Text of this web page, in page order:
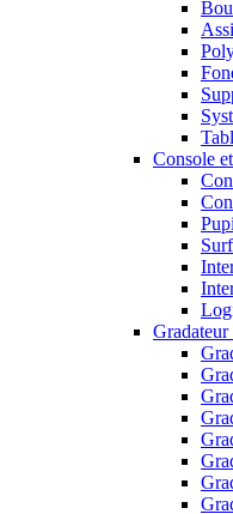
Console
Gradateur